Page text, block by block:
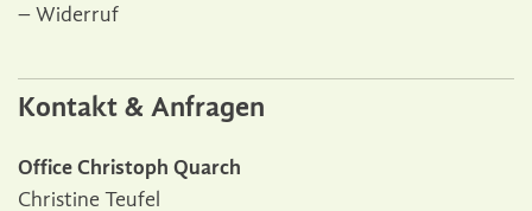
Widerruf
Kontakt & Anfragen
Office Christoph Quarch
Christine Teufel